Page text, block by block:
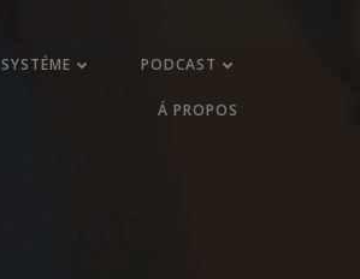
SYSTÉME PODCAST
Á PROPOS